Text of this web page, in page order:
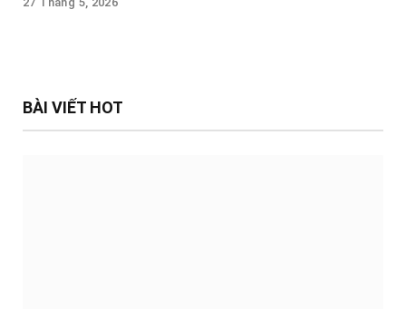
BÀI VIẾT HOT